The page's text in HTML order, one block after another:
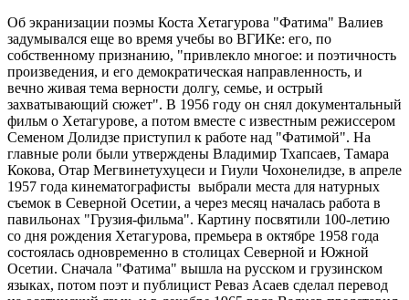
Об экранизации поэмы Коста Хетагурова "Фатима" Валиев
задумывался еще во время учебы во ВГИКе: его, по
собственному признанию, "привлекло многое: и поэтичность
произведения, и его демократическая направленность, и
вечно живая тема верности долгу, семье, и острый
захватывающий сюжет". В 1956 году он снял документальный
фильм о Хетагурове, а потом вместе с известным режиссером
Семеном Долидзе приступил к работе над "Фатимой". На
главные роли были утверждены Владимир Тхапсаев, Тамара
Кокова, Отар Мегвинетухуцеси и Гиули Чохонелидзе, в апреле
1957 года кинематографисты выбрали места для натурных
съемок в Северной Осетии, а через месяц началась работа в
павильонах "Грузия-фильма". Картину посвятили 100-летию
со дня рождения Хетагурова, премьера в октябре 1958 года
состоялась одновременно в столицах Северной и Южной
Осетии. Сначала "Фатима" вышла на русском и грузинском
языках, потом поэт и публицист Реваз Асаев сделал перевод